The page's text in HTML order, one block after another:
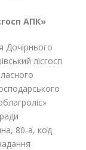
АПК»
Дочірнього
лісгосп
80-а, код